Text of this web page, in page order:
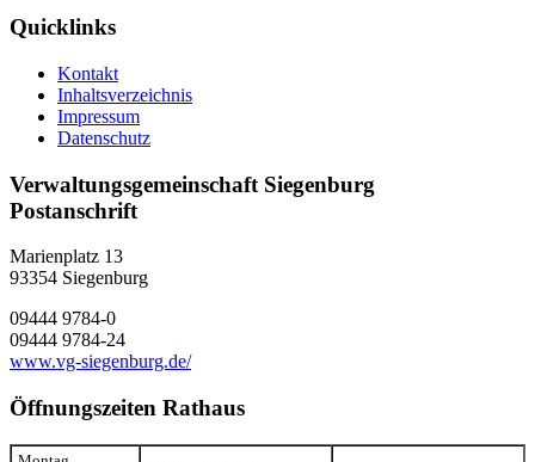
Quicklinks
Kontakt
Inhaltsverzeichnis
Impressum
Datenschutz
Verwaltungsgemeinschaft Siegenburg
Postanschrift
Marienplatz 13
93354 Siegenburg
09444 9784-0
09444 9784-24
www.vg-siegenburg.de/
Öffnungszeiten Rathaus